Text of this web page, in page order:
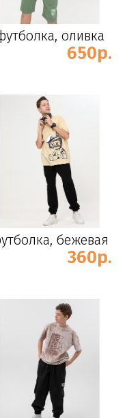
оливка
650р.
бежевая
360р.